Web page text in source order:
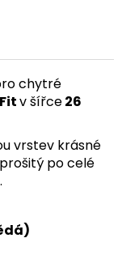
chytré
v šířce26
vrstev krásné
po celé